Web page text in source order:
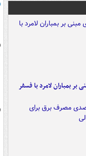
بمباران لامرد با فسفر